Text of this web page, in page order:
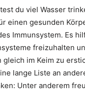
du viel Wasser
einen gesunden
Immunsystem. Es
freizuhalten
gleich im Keim zu
lange Liste an
Unter anderem